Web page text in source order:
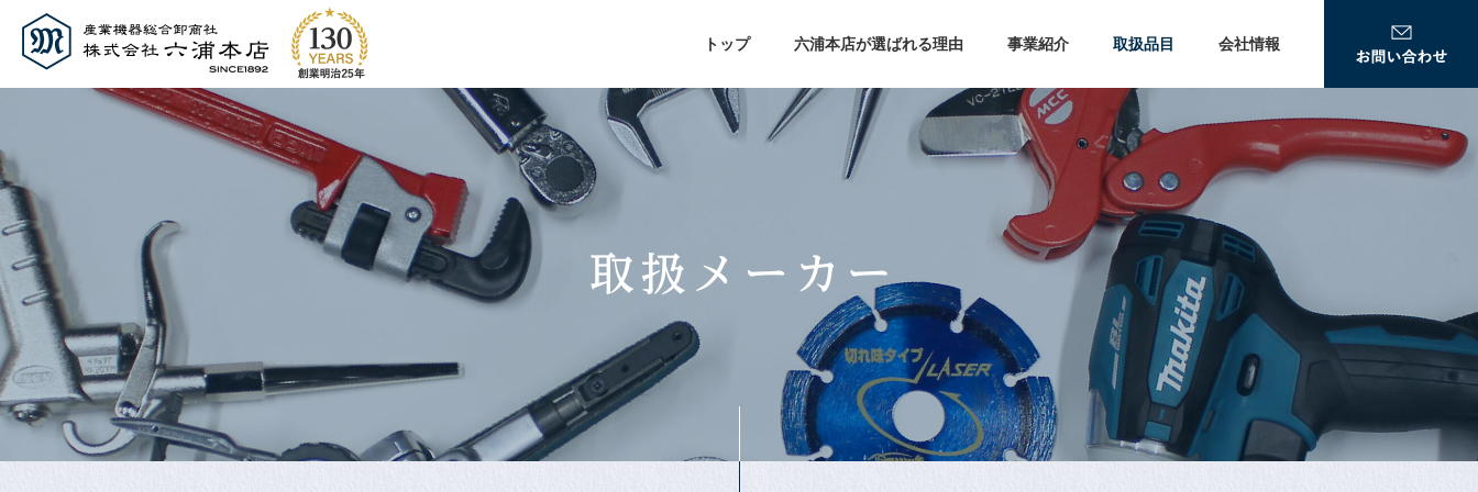
トップ 六浦本店が選ばれる理由 事業紹介 取扱品目 会社情報